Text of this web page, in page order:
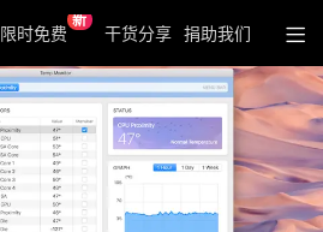
限时免费
新
干货分享 捐助我们